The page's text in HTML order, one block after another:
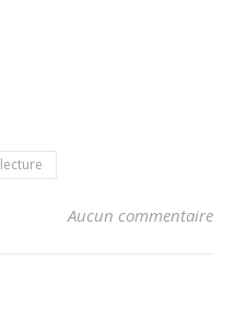
lecture
Aucun commentaire